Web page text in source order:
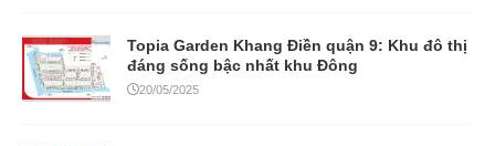
Topia Garden Khang Điền quận 9: Khu đô thị
đáng sống bậc nhất khu Đông
20/05/2025